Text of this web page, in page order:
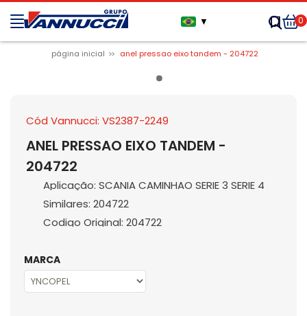
▼ 0
página inicial anel pressao eixo tandem - 204722
Cód Vannucci: VS2387-2249
ANEL PRESSAO EIXO TANDEM -
204722
Aplicação: SCANIA CAMINHAO SERIE 3 SERIE 4
Similares: 204722
Codigo Original: 204722
MARCA